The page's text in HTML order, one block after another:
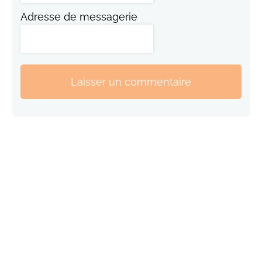
Adresse de messagerie
Laisser un commentaire